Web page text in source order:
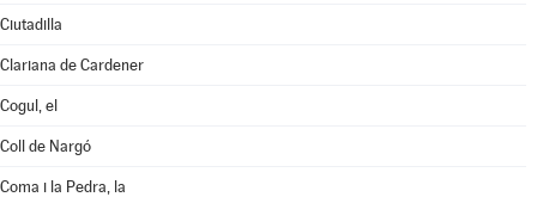
Ciutadilla
Clariana de Cardener
Cogul, el
Coll de Nargó
Coma i la Pedra, la